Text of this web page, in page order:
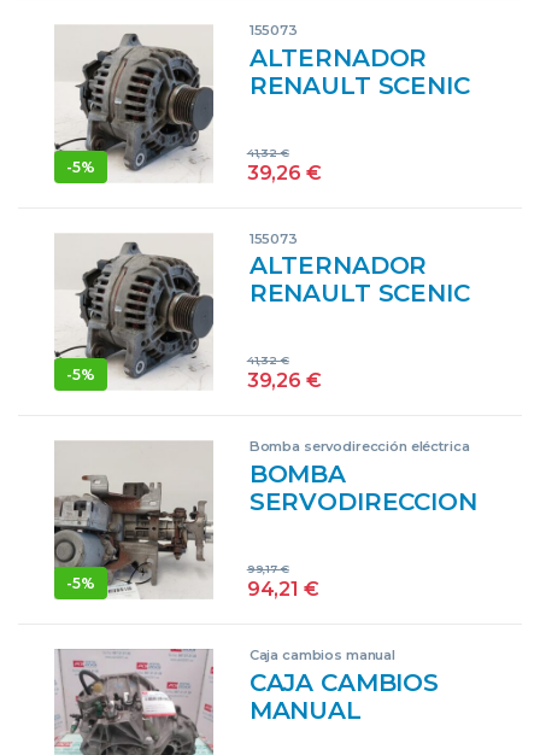
-5%
155073
ALTERNADOR
RENAULT SCENIC
700 M9R700
PK4022
39,26 €
41,32€
-5%
155073
ALTERNADOR
RENAULT SCENIC
700 M9R700
PK4022
39,26 €
41,32€
-5%
Bomba servodirección eléctrica
BOMBA
SERVODIRECCION
II (JM)(2003->) 2.0
8200741585 GRIS
PK4022
94,21 €
99,17€
Caja cambios manual
CAJA CAMBIOS
MANUAL